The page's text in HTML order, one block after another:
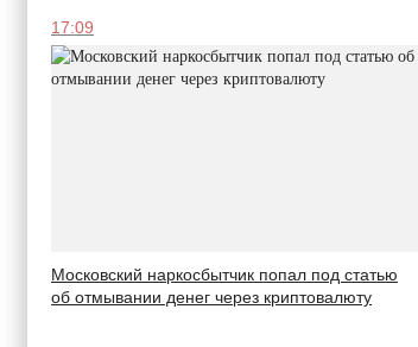
17:09
Московский наркосбытчик попал под статью
об отмывании денег через криптовалюту